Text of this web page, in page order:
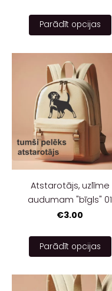
Parādīt opcijas
Atstarotājs, uzlīme
audumam "bīgls" 01
€3.00
Parādīt opcijas